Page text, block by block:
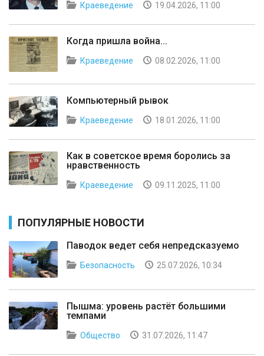
Краеведение 19.04.2026, 11:00
Когда пришла война...
Краеведение 08.02.2026, 11:00
Компьютерный рывок
Краеведение 18.01.2026, 11:00
Как в советское время боролись за
нравственность
Краеведение 09.11.2025, 11:00
ПОПУЛЯРНЫЕ НОВОСТИ
Паводок ведет себя непредсказуемо
Безопасность 25.07.2026, 10:34
Пышма: уровень растёт большими
темпами
Общество 31.07.2026, 11:47